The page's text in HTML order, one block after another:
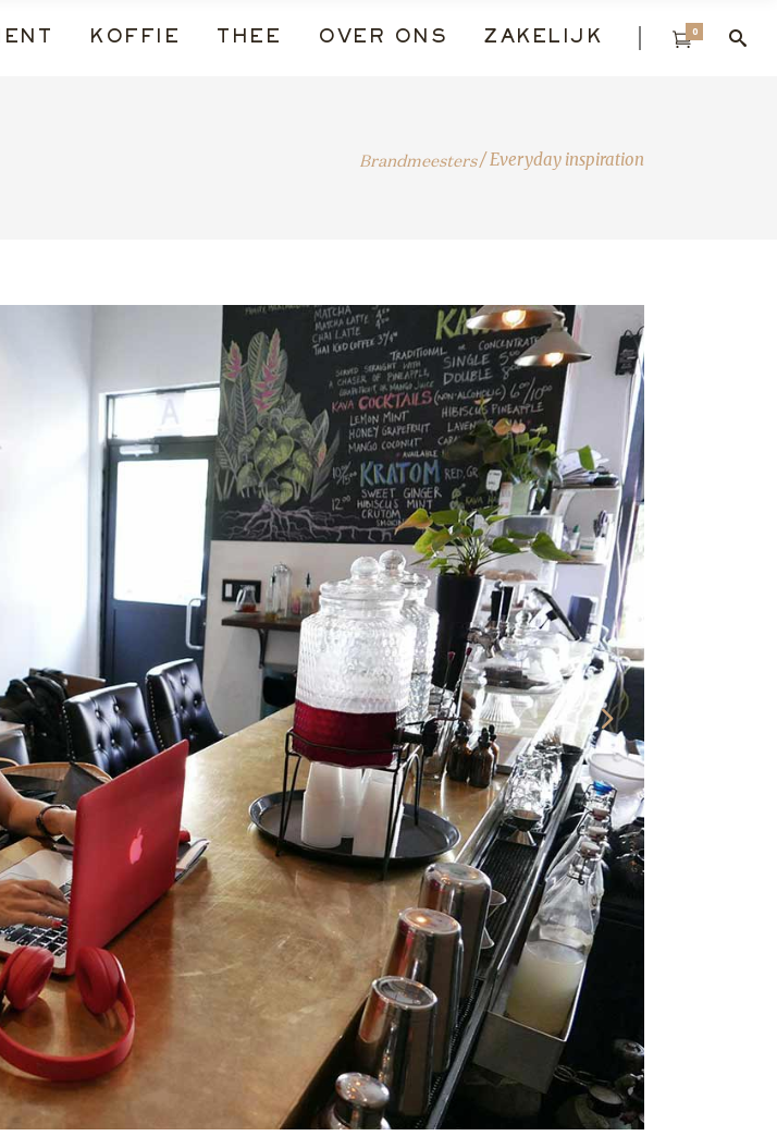
KOFFIE THEE OVER ONS ZAKELIJK 0
Brandmeesters/Everyday inspiration